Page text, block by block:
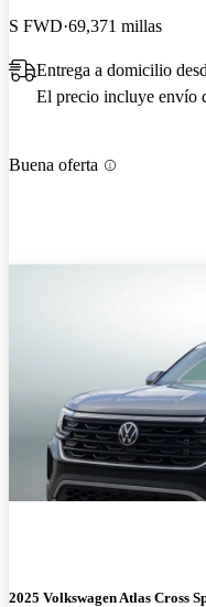
S FWD 69,371 millas
Entrega a domicilio
El precio incluye envío
Buena oferta
2025 Volkswagen Atlas Cross